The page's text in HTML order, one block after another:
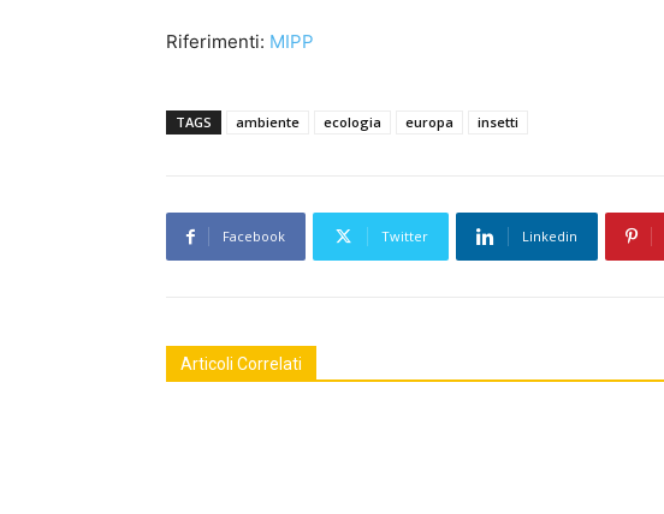
Riferimenti: MIPP
TAGS ambiente ecologia europa insetti
Facebook Twitter Linkedin
Articoli Correlati